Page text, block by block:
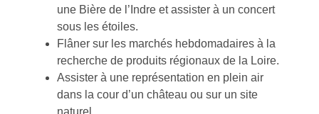
une Bière de l’Indre et assister à un concert
sous les étoiles.
Flâner sur les marchés hebdomadaires à la
recherche de produits régionaux de la Loire.
Assister à une représentation en plein air
dans la cour d’un château ou sur un site